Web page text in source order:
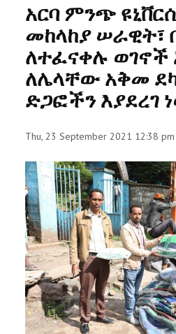
PARTNERSHIP
አርባ ምንጭ
መከላከያ ሠራዊት፣
ለተፈናቀሉ ወገኖች
ለሌላቸው አቅመ
ድጋፎችን እያደረገ
Thu, 23 September 2021 12:38 pm